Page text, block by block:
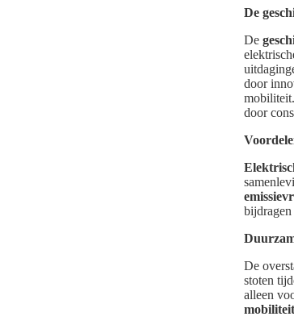
De
De
door
door
bijdragen
De
stoten
alleen
mobiliteit